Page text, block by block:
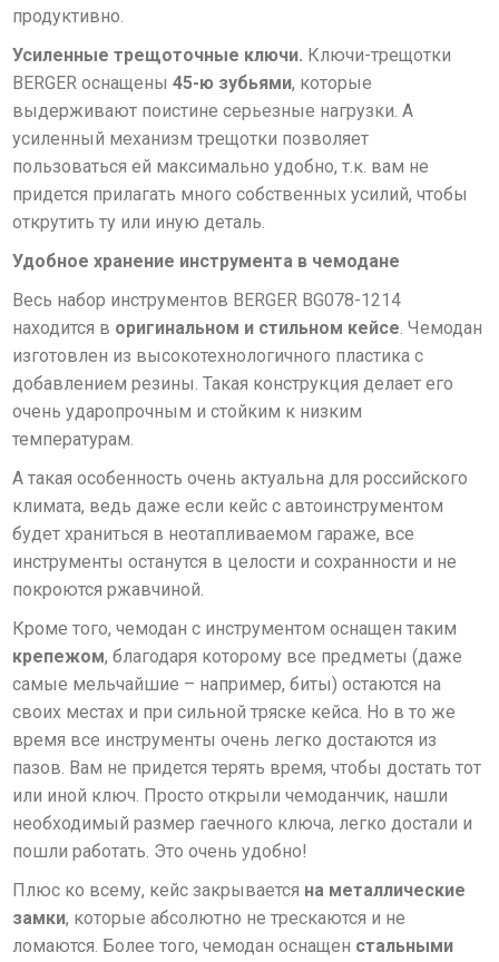
продуктивно.
Усиленные трещоточные ключи. Ключи-трещотки
BERGER оснащены45-ю зубьями, которые
выдерживают поистине серьезные нагрузки. А
усиленный механизм трещотки позволяет
пользоваться ей максимально удобно, т.к. вам не
придется прилагать много собственных усилий, чтобы
открутить ту или иную деталь.
Удобное хранение инструмента в чемодане
Весь набор инструментов BERGER BG078-1214
находится в оригинальном и стильном кейсе. Чемодан
изготовлен из высокотехнологичного пластика с
добавлением резины. Такая конструкция делает его
очень ударопрочным и стойким к низким
температурам.
А такая особенность очень актуальна для российского
климата, ведь даже если кейс с автоинструментом
будет храниться в неотапливаемом гараже, все
инструменты останутся в целости и сохранности и не
покроются ржавчиной.
Кроме того, чемодан с инструментом оснащен таким
крепежом, благодаря которому все предметы (даже
самые мельчайшие – например, биты) остаются на
своих местах и при сильной тряске кейса. Но в то же
время все инструменты очень легко достаются из
пазов. Вам не придется терять время, чтобы достать тот
или иной ключ. Просто открыли чемоданчик, нашли
необходимый размер гаечного ключа, легко достали и
пошли работать. Это очень удобно!
Плюс ко всему, кейс закрывается на металлические
замки, которые абсолютно не трескаются и не
ломаются. Более того, чемодан оснащен стальными